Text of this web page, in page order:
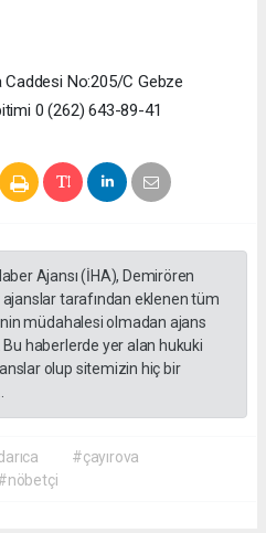
No:205/C Gebze
0 (262) 643-89-41
Ajansı (İHA), Demirören
ajanslar tarafından eklenen tüm
müdahalesi olmadan ajans
haberlerde yer alan hukuki
olup sitemizin hiç bir
#çayırova